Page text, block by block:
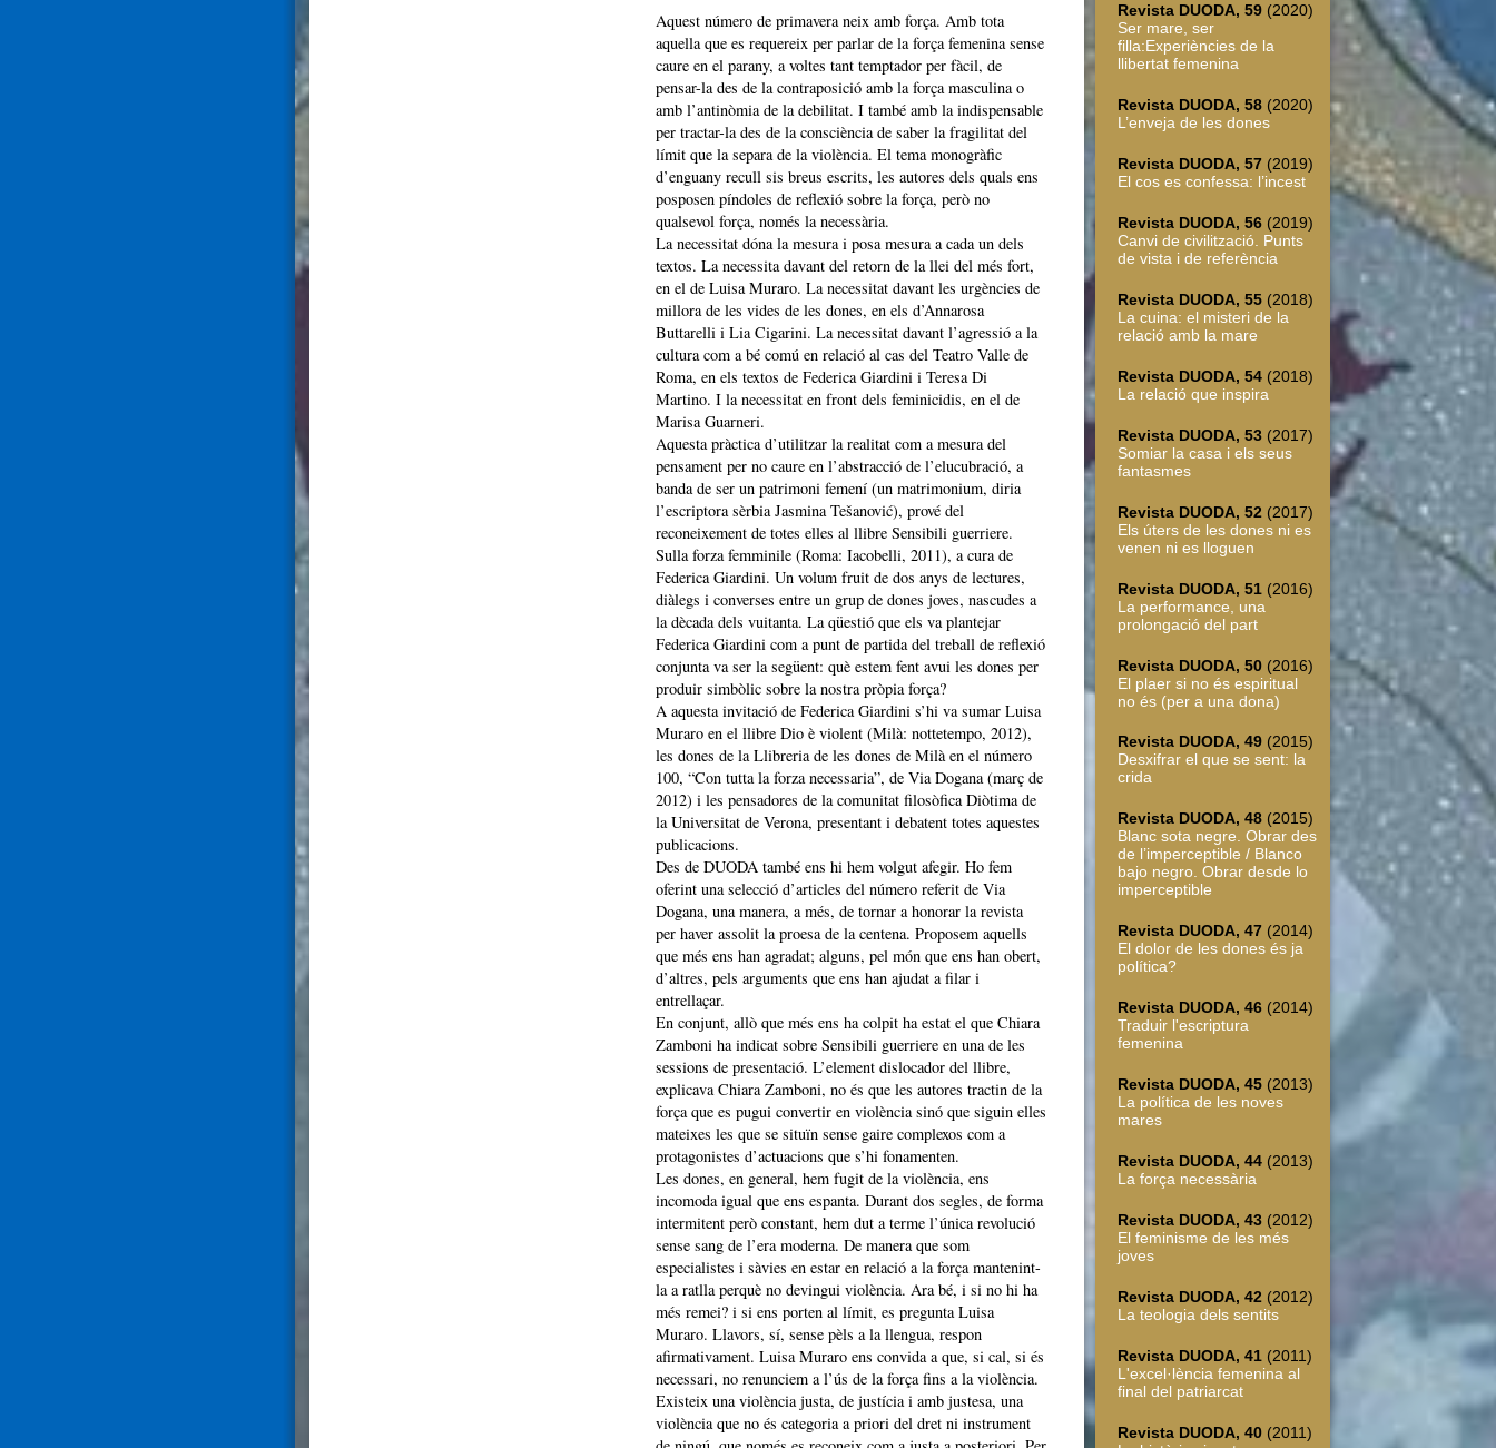
Aquest número de primavera neix amb força. Amb tota
aquella que es requereix per parlar de la força femenina sense
caure en el parany, a voltes tant temptador per fàcil, de
pensar-la des de la contraposició amb la força masculina o
amb l’antinòmia de la debilitat. I també amb la indispensable
per tractar-la des de la consciència de saber la fragilitat del
límit que la separa de la violència. El tema monogràfic
d’enguany recull sis breus escrits, les autores dels quals ens
posposen píndoles de reflexió sobre la força, però no
qualsevol força, només la necessària.
La necessitat dóna la mesura i posa mesura a cada un dels
textos. La necessita davant del retorn de la llei del més fort,
en el de Luisa Muraro. La necessitat davant les urgències de
millora de les vides de les dones, en els d’Annarosa
Buttarelli i Lia Cigarini. La necessitat davant l’agressió a la
cultura com a bé comú en relació al cas del Teatro Valle de
Roma, en els textos de Federica Giardini i Teresa Di
Martino. I la necessitat en front dels feminicidis, en el de
Marisa Guarneri.
Aquesta pràctica d’utilitzar la realitat com a mesura del
pensament per no caure en l’abstracció de l’elucubració, a
banda de ser un patrimoni femení (un matrimonium, diria
l’escriptora sèrbia Jasmina Tešanović), prové del
reconeixement de totes elles al llibre Sensibili guerriere.
Sulla forza femminile (Roma: Iacobelli, 2011), a cura de
Federica Giardini. Un volum fruit de dos anys de lectures,
diàlegs i converses entre un grup de dones joves, nascudes a
la dècada dels vuitanta. La qüestió que els va plantejar
Federica Giardini com a punt de partida del treball de reflexió
conjunta va ser la següent: què estem fent avui les dones per
produir simbòlic sobre la nostra pròpia força?
A aquesta invitació de Federica Giardini s’hi va sumar Luisa
Muraro en el llibre Dio è violent (Milà: nottetempo, 2012),
les dones de la Llibreria de les dones de Milà en el número
100, “Con tutta la forza necessaria”, de Via Dogana (març de
2012) i les pensadores de la comunitat filosòfica Diòtima de
la Universitat de Verona, presentant i debatent totes aquestes
publicacions.
Des de DUODA també ens hi hem volgut afegir. Ho fem
oferint una selecció d’articles del número referit de Via
Dogana, una manera, a més, de tornar a honorar la revista
per haver assolit la proesa de la centena. Proposem aquells
que més ens han agradat; alguns, pel món que ens han obert,
d’altres, pels arguments que ens han ajudat a filar i
entrellaçar.
En conjunt, allò que més ens ha colpit ha estat el que Chiara
Zamboni ha indicat sobre Sensibili guerriere en una de les
sessions de presentació. L’element dislocador del llibre,
explicava Chiara Zamboni, no és que les autores tractin de la
força que es pugui convertir en violència sinó que siguin elles
mateixes les que se situïn sense gaire complexos com a
protagonistes d’actuacions que s’hi fonamenten.
Les dones, en general, hem fugit de la violència, ens
incomoda igual que ens espanta. Durant dos segles, de forma
intermitent però constant, hem dut a terme l’única revolució
sense sang de l’era moderna. De manera que som
especialistes i sàvies en estar en relació a la força mantenint-
la a ratlla perquè no devingui violència. Ara bé, i si no hi ha
més remei? i si ens porten al límit, es pregunta Luisa
Muraro. Llavors, sí, sense pèls a la llengua, respon
afirmativament. Luisa Muraro ens convida a que, si cal, si és
necessari, no renunciem a l’ús de la força fins a la violència.
Existeix una violència justa, de justícia i amb justesa, una
violència que no és categoria a priori del dret ni instrument
Revista DUODA, 59 (2020)
Ser mare, ser
filla:Experiències de la
llibertat femenina
Revista DUODA, 58 (2020)
L’enveja de les dones
Revista DUODA, 57 (2019)
El cos es confessa: l’incest
Revista DUODA, 56 (2019)
Canvi de civilització. Punts
de vista i de referència
Revista DUODA, 55 (2018)
La cuina: el misteri de la
relació amb la mare
Revista DUODA, 54 (2018)
La relació que inspira
Revista DUODA, 53 (2017)
Somiar la casa i els seus
fantasmes
Revista DUODA, 52 (2017)
Els úters de les dones ni es
venen ni es lloguen
Revista DUODA, 51 (2016)
La performance, una
prolongació del part
Revista DUODA, 50 (2016)
El plaer si no és espiritual
no és (per a una dona)
Revista DUODA, 49 (2015)
Desxifrar el que se sent: la
crida
Revista DUODA, 48 (2015)
Blanc sota negre. Obrar des
de l’imperceptible / Blanco
bajo negro. Obrar desde lo
imperceptible
Revista DUODA, 47 (2014)
El dolor de les dones és ja
política?
Revista DUODA, 46 (2014)
Traduir l'escriptura
femenina
Revista DUODA, 45 (2013)
La política de les noves
mares
Revista DUODA, 44 (2013)
La força necessària
Revista DUODA, 43 (2012)
El feminisme de les més
joves
Revista DUODA, 42 (2012)
La teologia dels sentits
Revista DUODA, 41 (2011)
L'excel·lència femenina al
final del patriarcat
Revista DUODA, 40 (2011)